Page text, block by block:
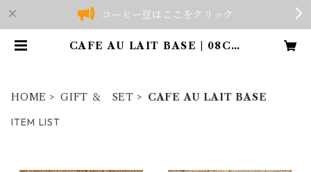
コーヒー豆はここをクリック
CAFE AU LAIT BASE | 08CO
HOME GIFT ＆ SET
CAFE AU LAIT BASE
ITEM LIST